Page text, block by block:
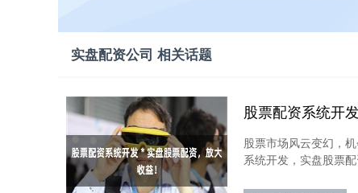
实盘配资公司 相关话题
股票配资系统开
股票市场风云变幻，
系统开发，实盘股票